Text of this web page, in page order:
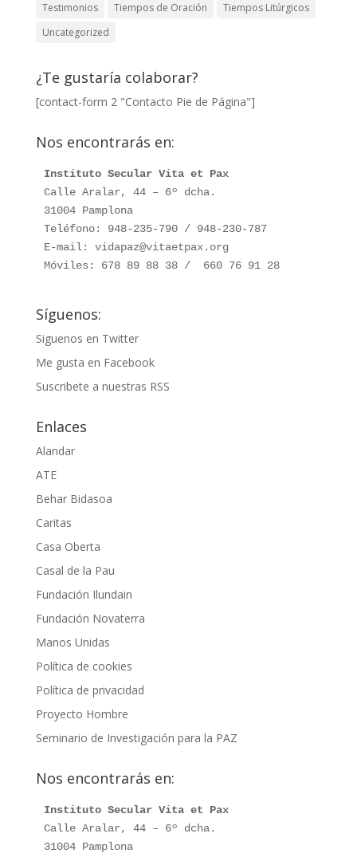
Testimonios
Tiempos de Oración
Tiempos Litúrgicos
Uncategorized
¿Te gustaría colaborar?
[contact-form 2 "Contacto Pie de Página"]
Nos encontrarás en:
Instituto Secular Vita et Pax
Calle Aralar, 44 – 6º dcha.
31004 Pamplona
Teléfono: 948-235-790 / 948-230-787
E-mail: vidapaz@vitaetpax.org
Móviles: 678 89 88 38 /  660 76 91 28
Síguenos:
Siguenos en Twitter
Me gusta en Facebook
Suscribete a nuestras RSS
Enlaces
Alandar
ATE
Behar Bidasoa
Caritas
Casa Oberta
Casal de la Pau
Fundación Ilundain
Fundación Novaterra
Manos Unidas
Política de cookies
Política de privacidad
Proyecto Hombre
Seminario de Investigación para la PAZ
Nos encontrarás en:
Instituto Secular Vita et Pax
Calle Aralar, 44 – 6º dcha.
31004 Pamplona